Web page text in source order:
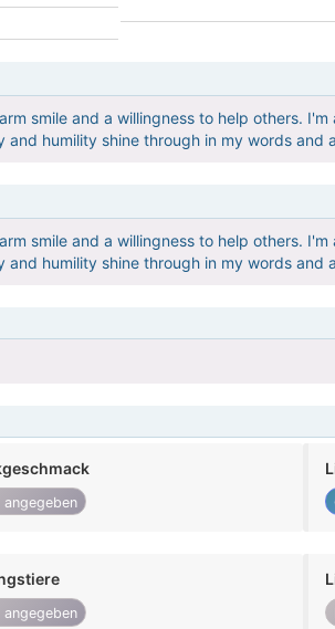
smile and a willingness to help others.
humility shine through in my words and
smile and a willingness to help others.
humility shine through in my words and
angegeben
angegeben